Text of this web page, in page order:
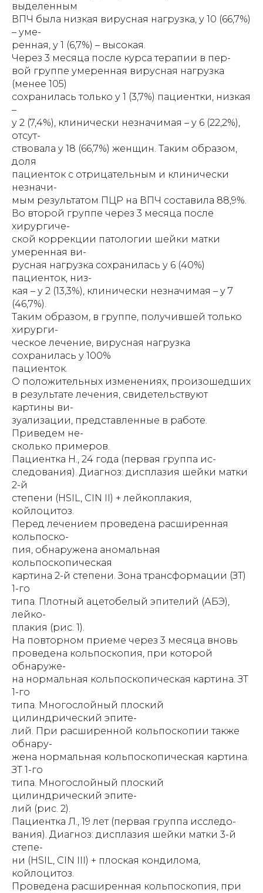
выделенным
ВПЧ была низкая вирусная нагрузка, у 10 (66,7%)
– уме-
ренная, у 1 (6,7%) – высокая.
Через 3 месяца после курса терапии в пер-
вой группе умеренная вирусная нагрузка
(менее 105)
сохранилась только у 1 (3,7%) пациентки, низкая
–
у 2 (7,4%), клинически незначимая – у 6 (22,2%),
отсут-
ствовала у 18 (66,7%) женщин. Таким образом,
доля
пациенток с отрицательным и клинически
незначи-
мым результатом ПЦР на ВПЧ составила 88,9%.
Во второй группе через 3 месяца после
хирургиче-
ской коррекции патологии шейки матки
умеренная ви-
русная нагрузка сохранилась у 6 (40%)
пациенток, низ-
кая – у 2 (13,3%), клинически незначимая – у 7
(46,7%).
Таким образом, в группе, получившей только
хирурги-
ческое лечение, вирусная нагрузка
сохранилась у 100%
пациенток.
О положительных изменениях, произошедших
в результате лечения, свидетельствуют
картины ви-
зуализации, представленные в работе.
Приведем не-
сколько примеров.
Пациентка Н., 24 года (первая группа ис-
следования). Диагноз: дисплазия шейки матки
2-й
степени (HSIL, CIN II) + лейкоплакия,
койлоцитоз.
Перед лечением проведена расширенная
кольпоско-
пия, обнаружена аномальная
кольпоскопическая
картина 2-й степени. Зона трансформации (ЗТ)
1-го
типа. Плотный ацетобелый эпителий (АБЭ),
лейко-
плакия (рис. 1).
На повторном приеме через 3 месяца вновь
проведена кольпоскопия, при которой
обнаруже-
на нормальная кольпоскопическая картина. ЗТ
1-го
типа. Многослойный плоский
цилиндрический эпите-
лий. При расширенной кольпоскопии также
обнару-
жена нормальная кольпоскопическая картина.
ЗТ 1-го
типа. Многослойный плоский
цилиндрический эпите-
лий (рис. 2).
Пациентка Л., 19 лет (первая группа исследо-
вания). Диагноз: дисплазия шейки матки 3-й
степе-
ни (HSIL, CIN III) + плоская кондилома,
койлоцитоз.
Проведена расширенная кольпоскопия, при